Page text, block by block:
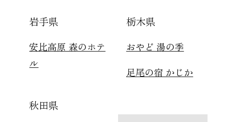
岩手県
安比高原 森のホテ
ル
秋田県
栃木県
おやど 湯の季
足尾の宿 かじか